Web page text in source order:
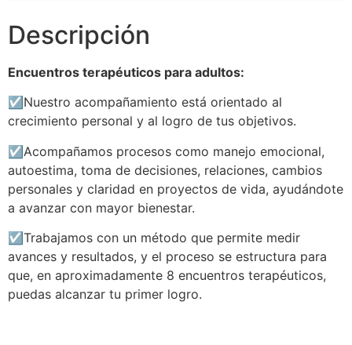
Descripción
Encuentros terapéuticos para adultos:
☑️ Nuestro acompañamiento está orientado al
crecimiento personal y al logro de tus objetivos.
☑️Acompañamos procesos como manejo emocional,
autoestima, toma de decisiones, relaciones, cambios
personales y claridad en proyectos de vida, ayudándote
a avanzar con mayor bienestar.
☑️ Trabajamos con un método que permite medir
avances y resultados, y el proceso se estructura para
que, en aproximadamente 8 encuentros terapéuticos,
puedas alcanzar tu primer logro.